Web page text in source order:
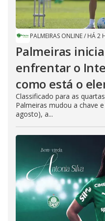
PALMEIRAS ONLINE/ HÁ 2
Palmeiras
enfrentar o
como está o
Classificado para as
Palmeiras mudou a chave
agosto), a...